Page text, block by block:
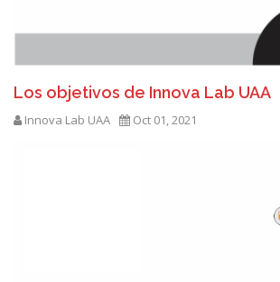
Los objetivos de Innova Lab UAA
Innova Lab UAA Oct 01, 2021